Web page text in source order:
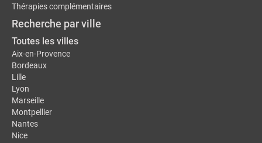
Thérapies complémentaires
Recherche par ville
Toutes les villes
Aix-en-Provence
Bordeaux
Lille
Lyon
Marseille
Montpellier
Nantes
Nice